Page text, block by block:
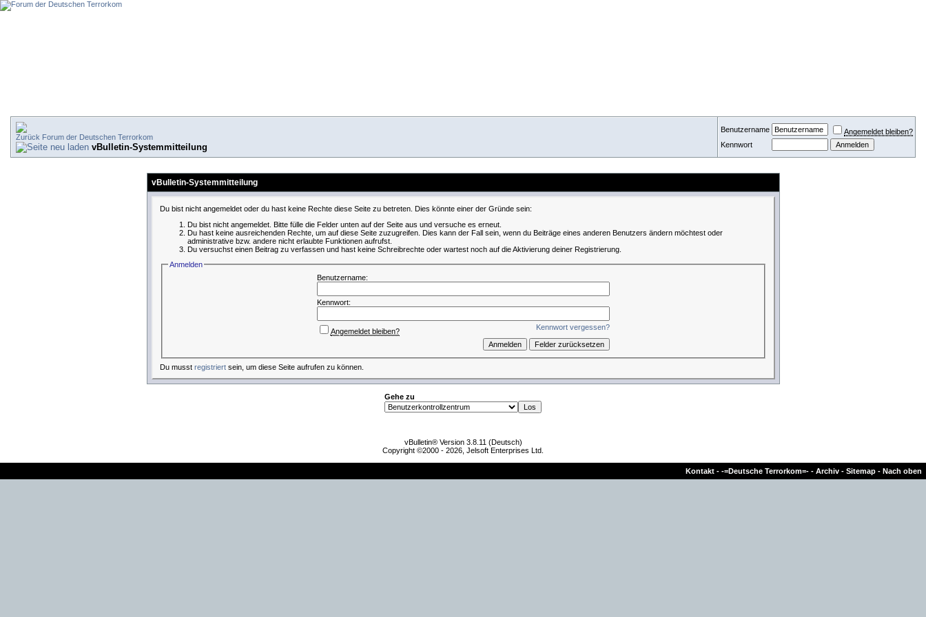
Forum der Deutschen Terrorkom
vBulletin-Systemmitteilung
Benutzername
Angemeldet bleiben?
Kennwort
vBulletin-Systemmitteilung
Du bist nicht angemeldet oder du hast keine Rechte diese Seite zu betreten. Dies könnte einer der Gründe sein:
Du bist nicht angemeldet. Bitte fülle die Felder unten auf der Seite aus und versuche es erneut.
Du hast keine ausreichenden Rechte, um auf diese Seite zuzugreifen. Dies kann der Fall sein, wenn du Beiträge eines anderen Benutzers ändern möchtest oder
administrative bzw. andere nicht erlaubte Funktionen aufrufst.
Du versuchst einen Beitrag zu verfassen und hast keine Schreibrechte oder wartest noch auf die Aktivierung deiner Registrierung.
Anmelden
Benutzername:
Kennwort:
Kennwort vergessen?
Angemeldet bleiben?
Du musst registriertsein, um diese Seite aufrufen zu können.
Gehe zu
vBulletin® Version 3.8.11 (Deutsch)
Copyright ©2000 - 2026, Jelsoft Enterprises Ltd.
Kontakt - -=Deutsche Terrorkom=- - Archiv - Sitemap - Nach oben